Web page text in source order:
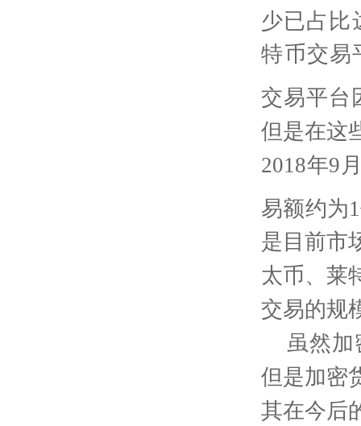
少已占比
特币交易
交易平台
但是在这
2018年9
易额约为1
是目前市
太币、莱
交易的规
虽然加
但是加密
其在今后